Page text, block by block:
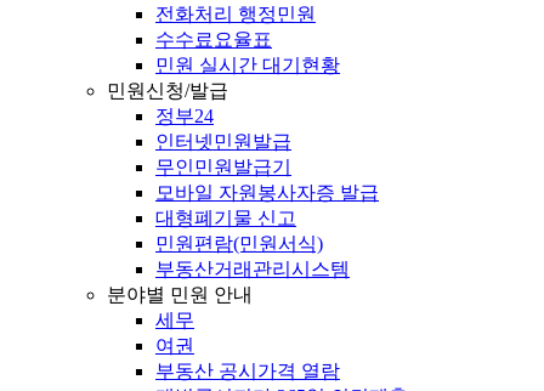
전화처리 행정민원
수수료요율표
민원 실시간 대기현황
민원신청/발급
정부24
인터넷민원발급
무인민원발급기
모바일 자원봉사자증 발급
대형폐기물 신고
민원편람(민원서식)
부동산거래관리시스템
분야별 민원 안내
세무
여권
부동산 공시가격 열람